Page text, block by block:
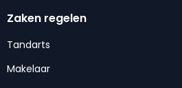
Zaken regelen
Tandarts
Makelaar